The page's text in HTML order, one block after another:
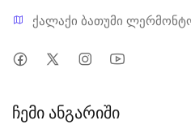
ქალაქი ბათუმი
ჩემი ანგარიში